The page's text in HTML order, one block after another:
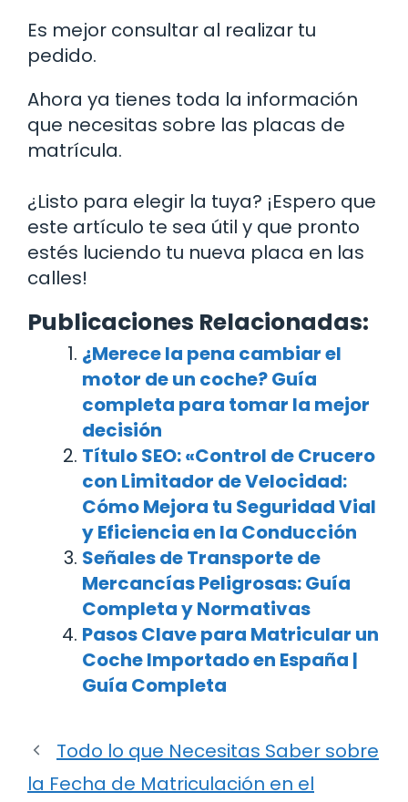
Es mejor consultar al realizar tu
pedido.
Ahora ya tienes toda la información
que necesitas sobre las placas de
matrícula.
¿Listo para elegir la tuya? ¡Espero que
este artículo te sea útil y que pronto
estés luciendo tu nueva placa en las
calles!
Publicaciones Relacionadas:
¿Merece la pena cambiar el
motor de un coche? Guía
completa para tomar la mejor
decisión
Título SEO: «Control de Crucero
con Limitador de Velocidad:
Cómo Mejora tu Seguridad Vial
y Eficiencia en la Conducción
Señales de Transporte de
Mercancías Peligrosas: Guía
Completa y Normativas
Pasos Clave para Matricular un
Coche Importado en España |
Guía Completa
Todo lo que Necesitas Saber sobre
la Fecha de Matriculación en el